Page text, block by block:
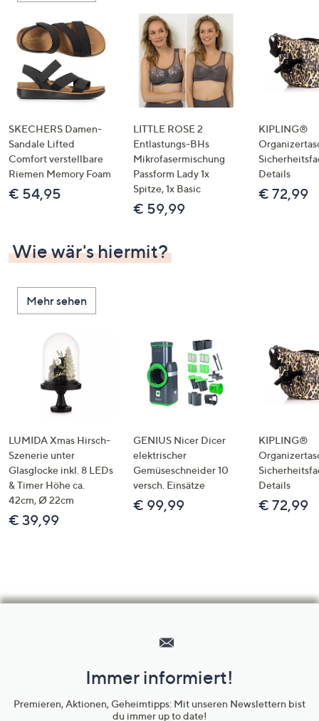
SKECHERS Damen-
Sandale Lifted
Comfort verstellbare
Riemen Memory Foam
€ 54,95
LITTLE ROSE 2
Entlastungs-BHs
Mikrofasermischung
Passform Lady 1x
Spitze, 1x Basic
€ 59,99
KIPLING®
Details
€ 72,99
Wie wär's hiermit?
Mehr sehen
LUMIDA Xmas Hirsch-
Szenerie unter
Glasglocke inkl. 8 LEDs
& Timer Höhe ca.
42cm, Ø 22cm
€ 39,99
GENIUS Nicer Dicer
elektrischer
Gemüseschneider 10
versch. Einsätze
€ 99,99
KIPLING®
Details
€ 72,99
Unternehmensinformationen
Immer informiert!
Premieren, Aktionen, Geheimtipps: Mit unseren Newslettern bist
du immer up to date!